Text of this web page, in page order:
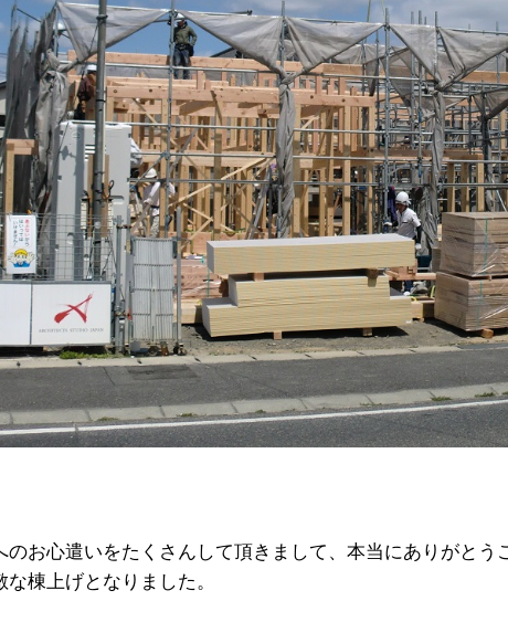
のお心遣いをたくさんして頂きまして、本当にありがと
棟上げとなりました。